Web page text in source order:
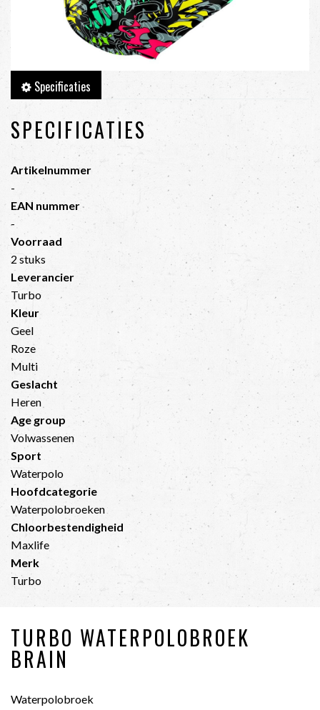
Specificaties
SPECIFICATIES
Artikelnummer
-
EAN nummer
-
Voorraad
2 stuks
Leverancier
Turbo
Kleur
Geel
Roze
Multi
Geslacht
Heren
Age group
Volwassenen
Sport
Waterpolo
Hoofdcategorie
Waterpolobroeken
Chloorbestendigheid
Maxlife
Merk
Turbo
TURBO WATERPOLOBROEK
BRAIN
Waterpolobroek